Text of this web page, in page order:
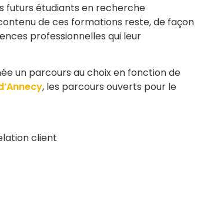
futurs étudiants en recherche
de ces formations reste, de façon
professionnelles qui leur
un parcours au choix en fonction de
, les parcours ouverts pour le
client